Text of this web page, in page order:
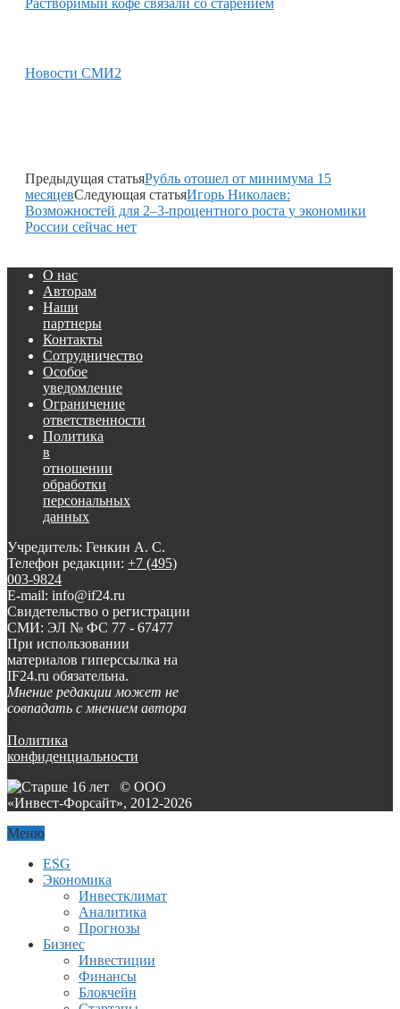
Растворимый кофе связали со старением
Новости СМИ2
Предыдущая статьяРубль отошел от минимума 15
месяцевСледующая статьяИгорь Николаев:
Возможностей для 2–3-процентного роста у экономики
России сейчас нет
О нас
Авторам
Наши
партнеры
Контакты
Сотрудничество
Особое
уведомление
Ограничение
ответственности
Политика
в
отношении
обработки
персональных
данных
Учредитель: Генкин А. С.
Телефон редакции: +7 (495)
003-9824
E-mail: info@if24.ru
Свидетельство о регистрации
СМИ: ЭЛ № ФС 77 - 67477
При использовании
материалов гиперссылка на
IF24.ru обязательна.
Мнение редакции может не
совпадать с мнением автора
Политика
конфиденциальности
© ООО
«Инвест-Форсайт», 2012-2026
Меню
ESG
Экономика
Инвестклимат
Аналитика
Прогнозы
Бизнес
Инвестиции
Финансы
Блокчейн